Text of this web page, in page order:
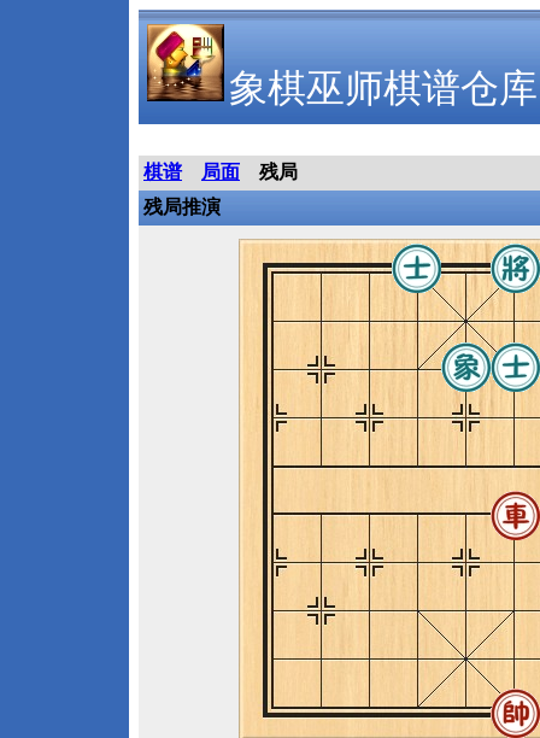
象棋巫师棋谱仓库
棋谱 局面
残局
残局推演